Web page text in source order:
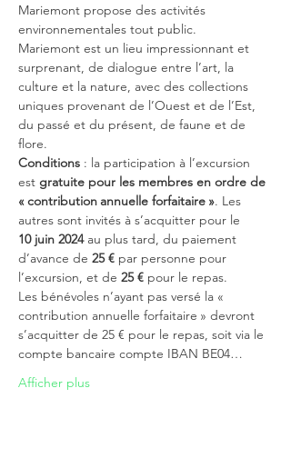
Mariemont propose des activités
environnementales tout public.
Mariemont est un lieu impressionnant et
surprenant, de dialogue entre l’art, la
culture et la nature, avec des collections
uniques provenant de l’Ouest et de l’Est,
du passé et du présent, de faune et de
flore.
Conditions : la participation à l’excursion
est gratuite pour les membres en ordre de
« contribution annuelle forfaitaire ». Les
autres sont invités à s’acquitter pour le
10 juin 2024 au plus tard, du paiement
d’avance de 25 € par personne pour
l’excursion, et de 25 € pour le repas.
Les bénévoles n’ayant pas versé la «
contribution annuelle forfaitaire » devront
s’acquitter de 25 € pour le repas, soit via le
compte bancaire compte IBAN BE04…
Afficher plus